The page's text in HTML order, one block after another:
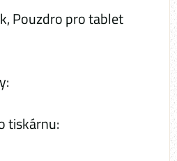
Pouzdro pro tablet
tiskárnu: